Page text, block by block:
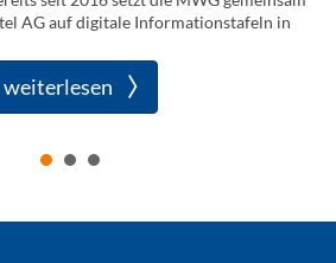
AG auf digitale Informationstafeln in
weiterlesen